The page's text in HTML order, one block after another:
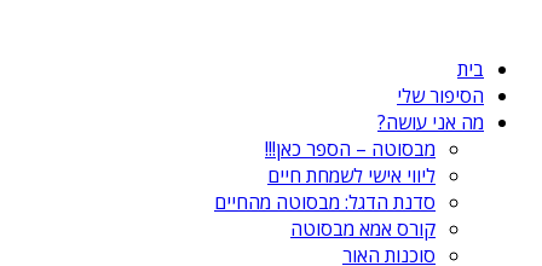
content
בית
הסיפור שלי
מה אני עושה?
מבסוטה – הספר כאן!!!
ליווי אישי לשמחת חיים
סדנת הדגל: מבסוטה מהחיים
קורס אמא מבסוטה
סוכנות האור